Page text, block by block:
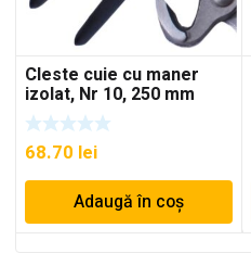
Cleste cuie cu maner
izolat, Nr 10, 250 mm
68.70 lei
Adaugă în coș